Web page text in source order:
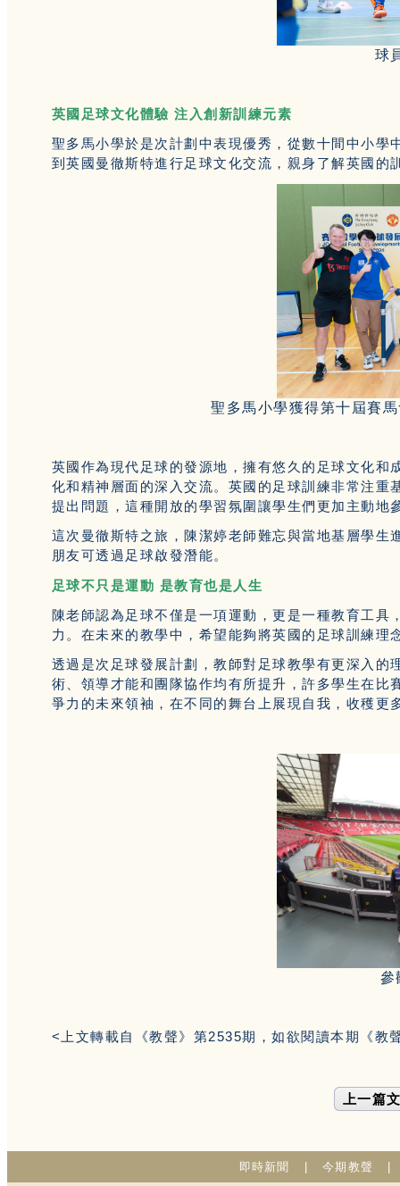
球
英國足球文化體驗 注入創新訓練元素
聖多馬小學於是次計劃中表現優秀，從數十間中小
到英國曼徹斯特進行足球文化交流，親身了解英國
聖多馬小學獲得第十屆賽
英國作為現代足球的發源地，擁有悠久的足球文化
化和精神層面的深入交流。英國的足球訓練非常注
提出問題，這種開放的學習氛圍讓學生們更加主動地
這次曼徹斯特之旅，陳潔婷老師難忘與當地基層學
朋友可透過足球啟發潛能。
足球不只是運動 是教育也是人生
陳老師認為足球不僅是一項運動，更是一種教育工
力。在未來的教學中，希望能夠將英國的足球訓練
透過是次足球發展計劃，教師對足球教學有更深入
術、領導才能和團隊協作均有所提升，許多學生在
爭力的未來領袖，在不同的舞台上展現自我，收穫更
參
<上文轉載自《教聲》第2535期，如欲閱讀本期《教
上一篇
即時新聞 今期教聲